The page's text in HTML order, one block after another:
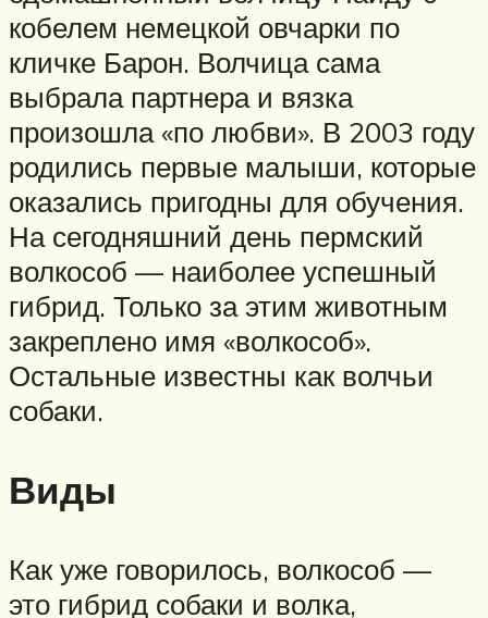
кобелем немецкой овчарки по
кличке Барон. Волчица сама
выбрала партнера и вязка
произошла «по любви». В 2003 году
родились первые малыши, которые
оказались пригодны для обучения.
На сегодняшний день пермский
волкособ — наиболее успешный
гибрид. Только за этим животным
закреплено имя «волкособ».
Остальные известны как волчьи
собаки.
Виды
Как уже говорилось, волкособ —
это гибрид собаки и волка,